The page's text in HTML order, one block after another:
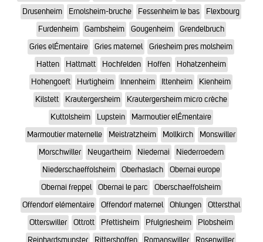
Drusenheim
Ernolsheim-bruche Fessenheim le bas
Flexbourg
Furdenheim
Gambsheim Gougenheim
Grendelbruch
Gries elÉmentaire
Gries maternel
Griesheim pres molsheim
Hatten
Hattmatt Hochfelden Hoffen
Hohatzenheim
Hohengoeft
Hurtigheim Innenheim Ittenheim
Kienheim
Kilstett
Krautergersheim
Krautergersheim micro crèche
Kuttolsheim
Lupstein
Marmoutier elÉmentaire
Marmoutier maternelle
Meistratzheim Mollkirch
Monswiller
Morschwiller
Neugartheim Niedernai
Niederroedern
Niederschaeffolsheim
Oberhaslach
Obernai europe
Obernai freppel
Obernai le parc
Oberschaeffolsheim
Offendorf elémentaire
Offendorf maternel Ohlungen
Ottersthal
Otterswiller
Ottrott Pfettisheim Pfulgriesheim
Plobsheim
Reinhardsmunster
Rittershoffen Romanswiller Rosenwiller